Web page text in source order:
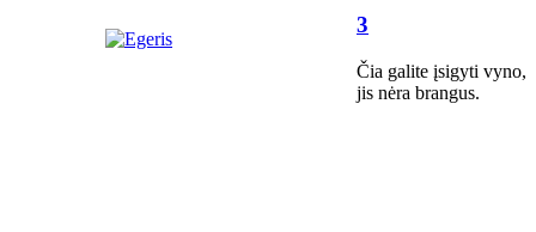
3
Čia galite įsigyti vyno,
jis nėra brangus.